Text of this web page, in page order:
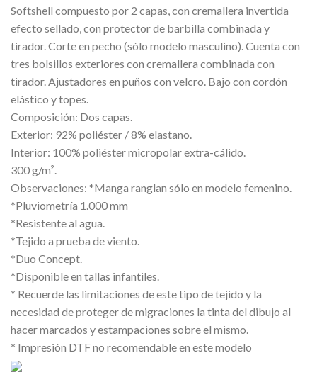
Softshell compuesto por 2 capas, con cremallera invertida
efecto sellado, con protector de barbilla combinada y
tirador. Corte en pecho (sólo modelo masculino). Cuenta con
tres bolsillos exteriores con cremallera combinada con
tirador. Ajustadores en puños con velcro. Bajo con cordón
elástico y topes.
Composición: Dos capas.
Exterior: 92% poliéster / 8% elastano.
Interior: 100% poliéster micropolar extra-cálido.
300 g/m².
Observaciones: *Manga ranglan sólo en modelo femenino.
*Pluviometría 1.000 mm
*Resistente al agua.
*Tejido a prueba de viento.
*Duo Concept.
*Disponible en tallas infantiles.
* Recuerde las limitaciones de este tipo de tejido y la
necesidad de proteger de migraciones la tinta del dibujo al
hacer marcados y estampaciones sobre el mismo.
* Impresión DTF no recomendable en este modelo